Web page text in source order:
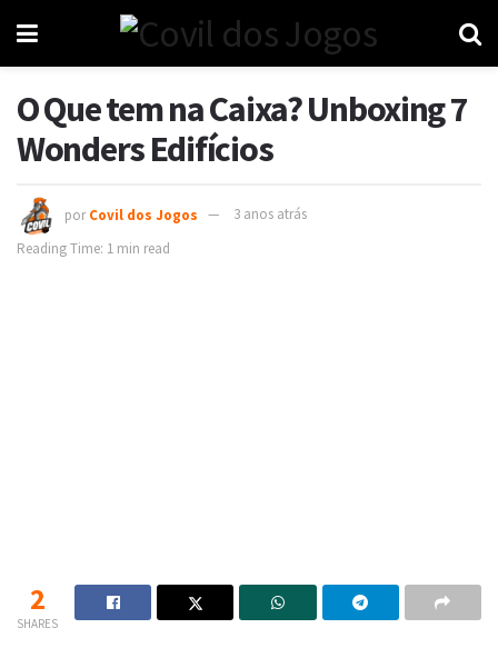
O Que tem na Caixa? Unboxing 7
Wonders Edifícios
por Covil dos Jogos
3 anos atrás
Reading Time: 1 min read
2
SHARES